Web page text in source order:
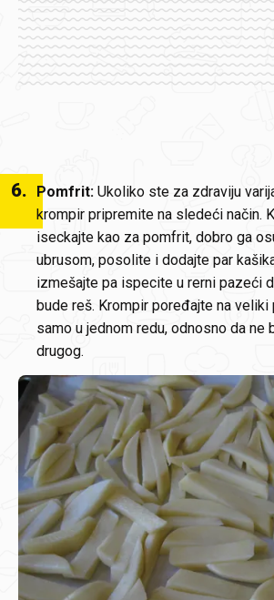
6. Pomfrit: Ukoliko ste za zdraviju
krompir pripremite na sledeći način.
iseckajte kao za pomfrit, dobro ga
ubrusom, posolite i dodajte par
izmešajte pa ispecite u rerni pazeći
bude reš. Krompir poređajte na veliki
samo u jednom redu, odnosno da ne
drugog.